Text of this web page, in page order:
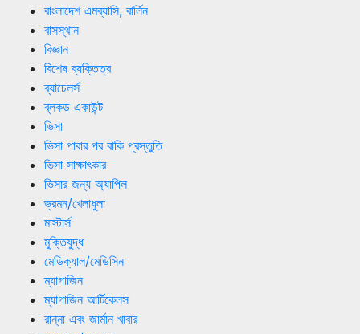
বাংলাদেশ এমব্যাসি, বার্লিন
বাসস্থান
বিজ্ঞান
বিশেষ ব্যক্তিত্ব
ব্যাচেলর্স
ব্লকড একাউন্ট
ভিসা
ভিসা পাবার পর বাকি প্রস্তুতি
ভিসা সাক্ষাৎকার
ভিসার জন্য অ্যাপিল
ভ্রমন/খেলাধুলা
মাস্টার্স
মুক্তিযুদ্ধ
মেডিক্যাল/মেডিসিন
ম্যাগাজিন
ম্যাগাজিন আর্টিকেলস
রান্না এবং জার্মান খাবার